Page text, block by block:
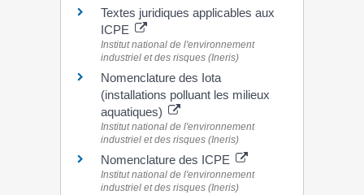
Textes juridiques applicables aux
ICPE
Institut national de l'environnement
industriel et des risques (Ineris)
Nomenclature des Iota
(installations polluant les milieux
aquatiques)
Institut national de l'environnement
industriel et des risques (Ineris)
Nomenclature des ICPE
Institut national de l'environnement
industriel et des risques (Ineris)